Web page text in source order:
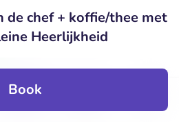
Book
de chef + koffie/thee met
Heerlijkheid